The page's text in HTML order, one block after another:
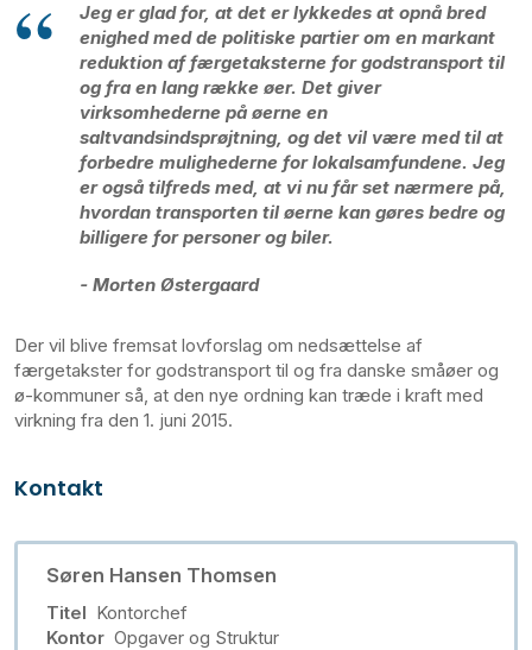
Jeg er glad for, at det er lykkedes at opnå bred
enighed med de politiske partier om en markant
reduktion af færgetaksterne for godstransport til
og fra en lang række øer. Det giver
virksomhederne på øerne en
saltvandsindsprøjtning, og det vil være med til at
forbedre mulighederne for lokalsamfundene. Jeg
er også tilfreds med, at vi nu får set nærmere på,
hvordan transporten til øerne kan gøres bedre og
billigere for personer og biler.
- Morten Østergaard
Der vil blive fremsat lovforslag om nedsættelse af
færgetakster for godstransport til og fra danske småøer og
ø-kommuner så, at den nye ordning kan træde i kraft med
virkning fra den 1. juni 2015.
Kontakt
Søren Hansen Thomsen
Titel Kontorchef
Kontor Opgaver og Struktur